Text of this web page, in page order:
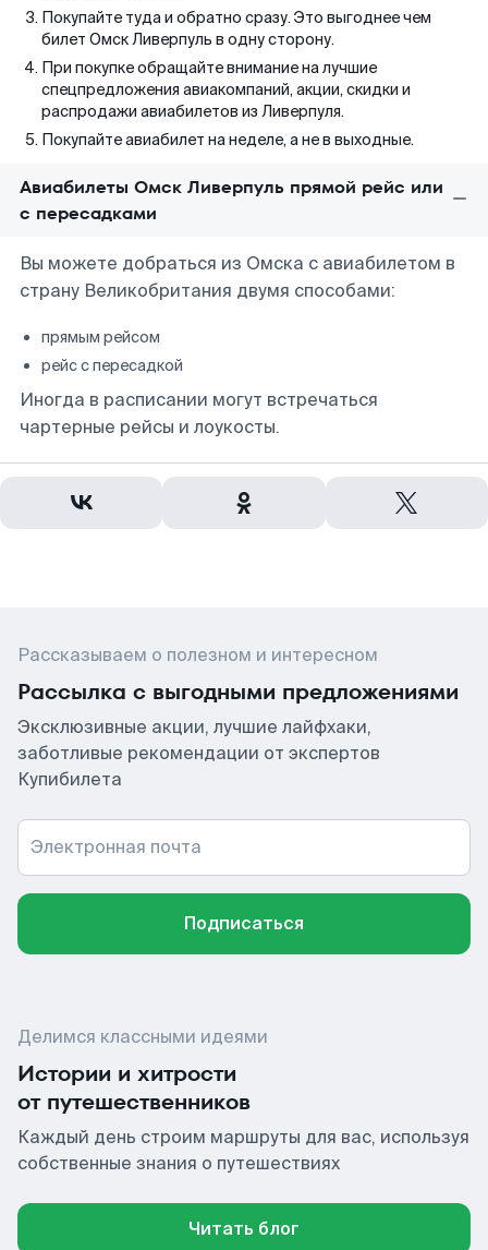
Покупайте туда и обратно сразу. Это выгоднее чем
билет Омск Ливерпуль в одну сторону.
При покупке обращайте внимание на лучшие
спецпредложения авиакомпаний, акции, скидки и
распродажи авиабилетов из Ливерпуля.
Покупайте авиабилет на неделе, а не в выходные.
Авиабилеты Омск Ливерпуль прямой рейс или
с пересадками
Вы можете добраться из Омска с авиабилетом в
страну Великобритания двумя способами:
прямым рейсом
рейс с пересадкой
Иногда в расписании могут встречаться
чартерные рейсы и лоукосты.
Рассказываем о полезном и интересном
Рассылка с выгодными предложениями
Эксклюзивные акции, лучшие лайфхаки,
заботливые рекомендации от экспертов
Купибилета
Электронная почта
Подписаться
Делимся классными идеями
Истории и хитрости
от путешественников
Каждый день строим маршруты для вас, используя
собственные знания о путешествиях
Читать блог